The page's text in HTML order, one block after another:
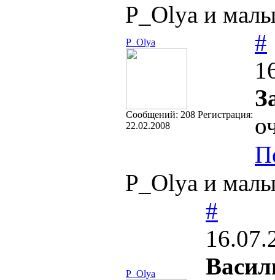
P_Olya и
P_Olya
Cообщений: 208 Регистрация:
22.02.2008
#
P_Olya и
P_Olya
#